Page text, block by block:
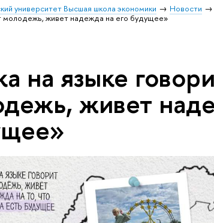
университет Высшая школа экономики Новости
молодежь, живет надежда на его будущее»
на языке
живет